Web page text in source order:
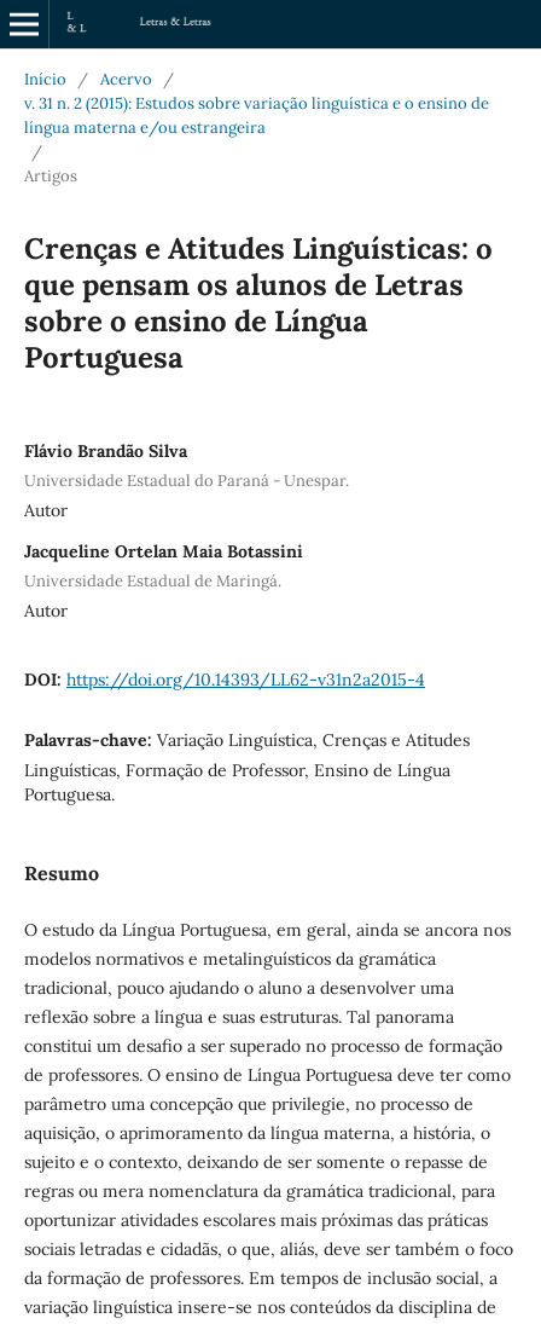
Início / Acervo
/
v. 31 n. 2 (2015): Estudos sobre variação linguística e o ensino de
língua materna e/ou estrangeira
/
Artigos
Crenças e Atitudes Linguísticas: o
que pensam os alunos de Letras
sobre o ensino de Língua
Portuguesa
Flávio Brandão Silva
Universidade Estadual do Paraná - Unespar.
Autor
Jacqueline Ortelan Maia Botassini
Universidade Estadual de Maringá.
Autor
DOI: https://doi.org/10.14393/LL62-v31n2a2015-4
Palavras-chave: Variação Linguística, Crenças e Atitudes
Linguísticas, Formação de Professor, Ensino de Língua
Portuguesa.
Resumo
O estudo da Língua Portuguesa, em geral, ainda se ancora nos
modelos normativos e metalinguísticos da gramática
tradicional, pouco ajudando o aluno a desenvolver uma
reflexão sobre a língua e suas estruturas. Tal panorama
constitui um desafio a ser superado no processo de formação
de professores. O ensino de Língua Portuguesa deve ter como
parâmetro uma concepção que privilegie, no processo de
aquisição, o aprimoramento da língua materna, a história, o
sujeito e o contexto, deixando de ser somente o repasse de
regras ou mera nomenclatura da gramática tradicional, para
oportunizar atividades escolares mais próximas das práticas
sociais letradas e cidadãs, o que, aliás, deve ser também o foco
da formação de professores. Em tempos de inclusão social, a
variação linguística insere-se nos conteúdos da disciplina de